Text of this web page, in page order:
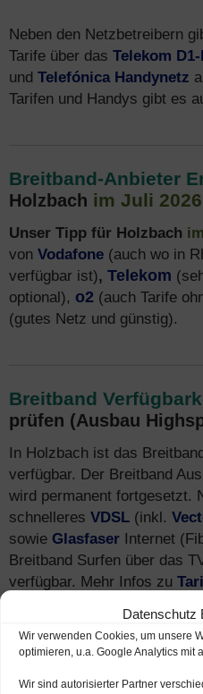
Datenschutz
Wir verwenden Cookies, um unsere
optimieren, u.a. Google Analytics mit
Wir sind autorisierter Partner
Neben den Netzbetreibern
Tarife über das Telekom
und Telefónica Handynetz
Tarifen und Handys gibt es
Breitband-Anbieter
Holzbach im Juli 2026
Unser Tipp für Holzbach
von Vodafone (auch wo in
verfügbar ist), Telekom
optional), o2 (auch Tarife
(gutes Netz und günstig).
Breitband
prüfen (Ausbau
In Holzbach ist das
verfügbar. Der Breitband
wird permanent fortgesetzt.
schnelleres VDSL (inkl.
sowie Glasfaser Internet
Breitband Surfen über das
verfügbar. Mehr Infos zu